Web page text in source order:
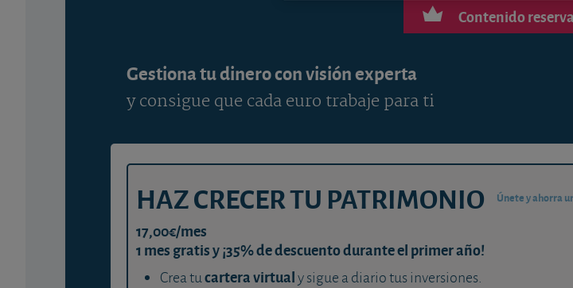
Contenido
Gestiona tu dinero con visión experta
y consigue que cada euro trabaje para ti
HAZ CRECER TU PATRIMONIO Únete y ahorra
17,00€/mes
1 mes gratis y ¡35% de descuento durante el primer año!
Crea tucartera virtualy sigue a diario tus inversiones.